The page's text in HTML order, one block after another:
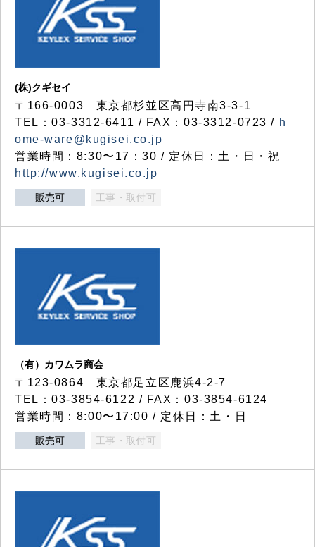
(株)クギセイ
〒166-0003 東京都杉並区高円寺南3-3-1
TEL：03-3312-6411 / FAX：03-3312-0723 / h
ome-ware@kugisei.co.jp
営業時間：8:30〜17：30 / 定休日：土・日・祝
http://www.kugisei.co.jp
販売可 工事・取付可
（有）カワムラ商会
〒123-0864 東京都足立区鹿浜4-2-7
TEL：03-3854-6122 / FAX：03-3854-6124
営業時間：8:00〜17:00 / 定休日：土・日
販売可 工事・取付可